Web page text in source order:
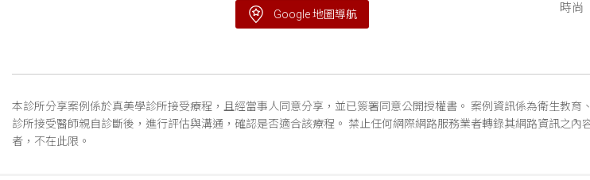
Google 地圖導航
時尚
本診所分享案例係於真美學診所接受療程，且經當事人同意分享，並已簽署同意公開授權書。 案例資訊係為衛生教
診所接受醫師親自診斷後，進行評估與溝通，確認是否適合該療程。 禁止任何網際網路服務業者轉錄其網路資訊之
者，不在此限。